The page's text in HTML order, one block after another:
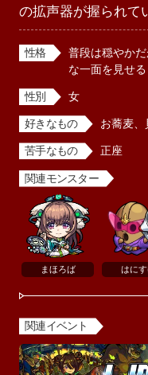
の拡声器が握られて
性格
普段は穏やか
な一面を見せる
性別 女
好きなもの お蕎麦、
苦手なもの 正座
関連モンスター
まほろば はにす
関連イベント